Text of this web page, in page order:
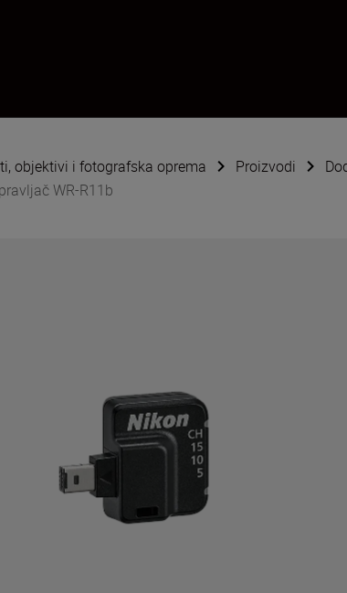
objektivi i fotografska oprema Proizvodi
WR-R11b